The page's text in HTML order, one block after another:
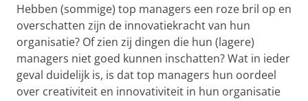
Hebben (sommige) top managers een roze bril op en
overschatten zijn de innovatiekracht van hun
organisatie? Of zien zij dingen die hun (lagere)
managers niet goed kunnen inschatten? Wat in ieder
geval duidelijk is, is dat top managers hun oordeel
over creativiteit en innovativiteit in hun organisatie